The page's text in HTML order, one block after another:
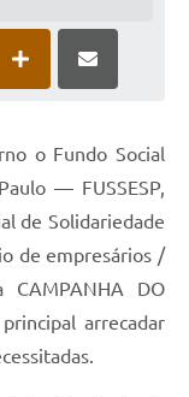
o Fundo Social
— FUSSESP,
de Solidariedade
de empresários /
DO
arrecadar